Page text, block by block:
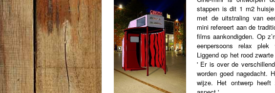
stappen is dit 1 m2
met de uitstraling van
mini refereert aan de
films aankondigden. Op
eenpersoons relax
Liggendop het rood
' Er is over de
worden goed nagedacht.
wijze. Het ontwerp